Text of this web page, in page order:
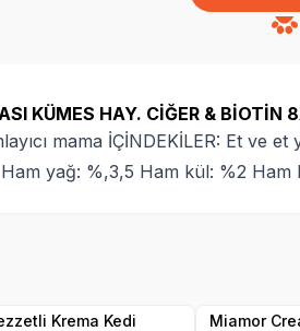
KÜMES HAY. CİĞER & BİOTİN
mama İÇİNDEKİLER: Et
yağ: %,3,5 Ham kül: %2 Ham
Krema Kedi
Miamor